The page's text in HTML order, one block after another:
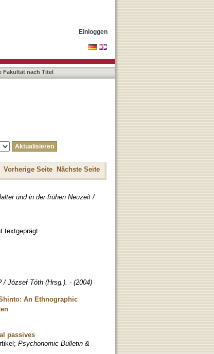
Einloggen
Fakultät nach Titel
Vorherige Seite Nächste Seite
und in der frühen Neuzeit /
textgeprägt
/ József Tóth (Hrsg.). - (2004)
An Ethnographic
passives
; Psychonomic Bulletin &